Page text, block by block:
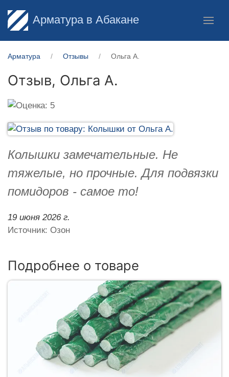
Арматура в Абакане
Арматура Отзывы Ольга А.
Отзыв, Ольга А.
Колышки замечательные. Не
тяжелые, но прочные. Для подвязки
помидоров - самое то!
19 июня 2026 г.
Источник: Озон
Подробнее о товаре